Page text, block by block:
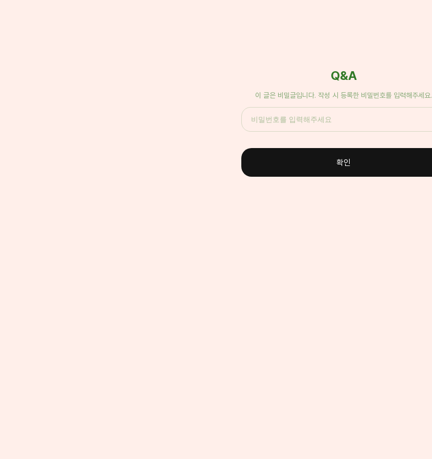
Q&A
이 글은 비밀글입니다. 작성 시 등록한 비밀번호를 입력해주세요.
확인